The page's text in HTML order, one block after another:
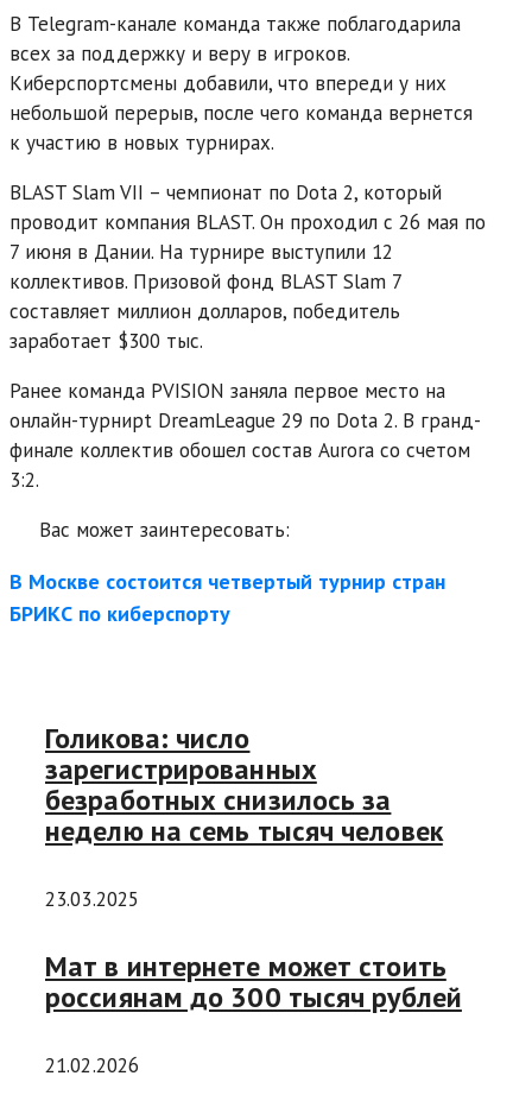
В Telegram-канале команда также поблагодарила
всех за поддержку и веру в игроков.
Киберспортсмены добавили, что впереди у них
небольшой перерыв, после чего команда вернется
к участию в новых турнирах.
BLAST Slam VII – чемпионат по Dota 2, который
проводит компания BLAST. Он проходил с 26 мая по
7 июня в Дании. На турнире выступили 12
коллективов. Призовой фонд BLAST Slam 7
составляет миллион долларов, победитель
заработает $300 тыс.
Ранее команда PVISION заняла первое место на
онлайн-турнирt DreamLeague 29 по Dota 2. В гранд-
финале коллектив обошел состав Aurora со счетом
3:2.
Вас может заинтересовать:
В Москве состоится четвертый турнир стран
БРИКС по киберспорту
Голикова: число
зарегистрированных
безработных снизилось за
неделю на семь тысяч человек
23.03.2025
Мат в интернете может стоить
россиянам до 300 тысяч рублей
21.02.2026